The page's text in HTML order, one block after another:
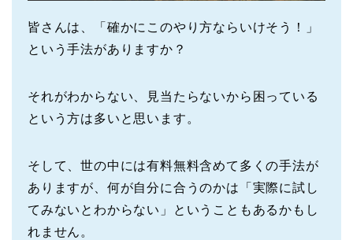
皆さんは、「確かにこのやり方ならいけそう！」
という手法がありますか？
それがわからない、見当たらないから困っている
という方は多いと思います。
そして、世の中には有料無料含めて多くの手法が
ありますが、何が自分に合うのかは「実際に試し
てみないとわからない」ということもあるかもし
れません。